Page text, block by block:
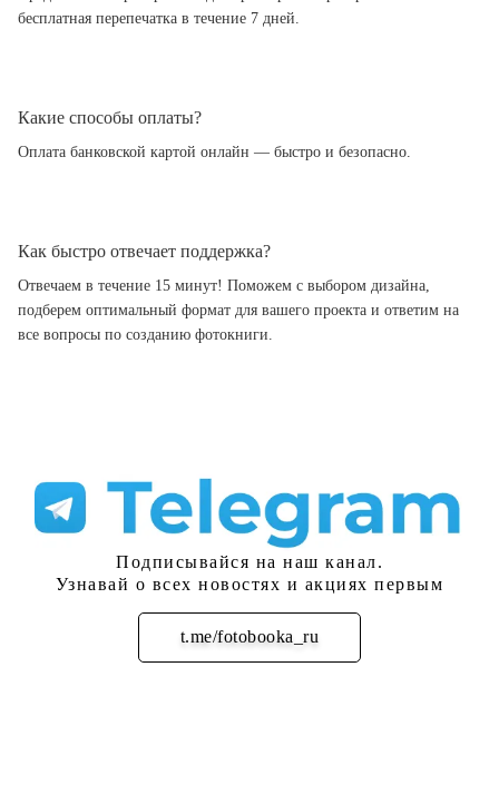
бесплатная перепечатка в течение 7 дней.
Какие способы оплаты?
Оплата банковской картой онлайн — быстро и безопасно.
Как быстро отвечает поддержка?
Отвечаем в течение 15 минут! Поможем с выбором дизайна,
подберем оптимальный формат для вашего проекта и ответим на
все вопросы по созданию фотокниги.
Подписывайся на наш канал.
Узнавай о всех новостях и акциях первым
t.me/fotobooka_ru
Подписаться